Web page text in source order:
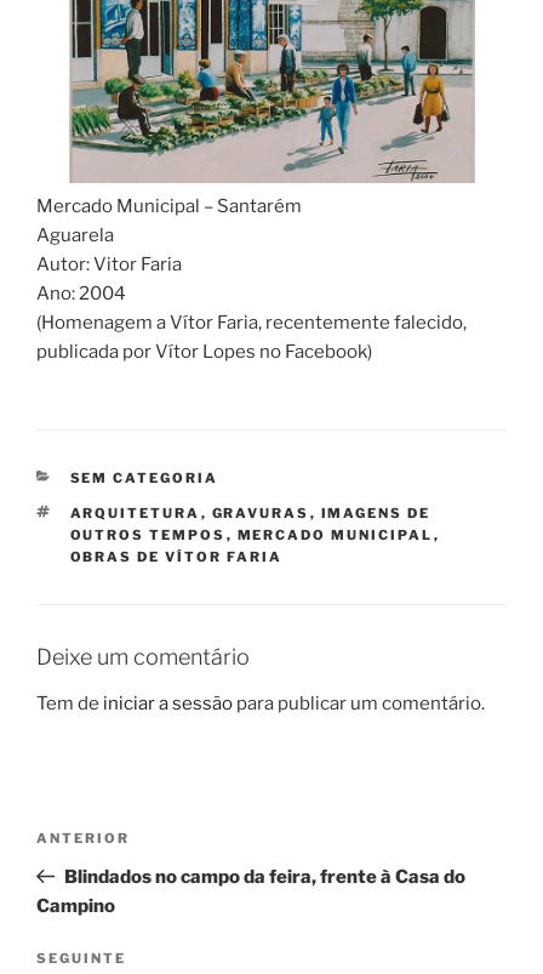
Mercado Municipal – Santarém
Aguarela
Autor: Vitor Faria
Ano: 2004
(Homenagem a Vítor Faria, recentemente falecido,
publicada por Vítor Lopes no Facebook)
CATEGORIAS
SEM CATEGORIA
ETIQUETAS
ARQUITETURA , GRAVURAS , IMAGENS DE
OUTROS TEMPOS , MERCADO MUNICIPAL ,
OBRAS DE VÍTOR FARIA
Deixe um comentário
Tem de iniciar a sessão para publicar um comentário.
artigos
Conteúdo
anterior
ANTERIOR
Blindados no campo da feira, frente à Casa do
Campino
Conteúdo
SEGUINTE